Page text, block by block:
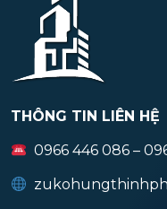
THÔNG TIN LIÊN HỆ
0966 446 086 –